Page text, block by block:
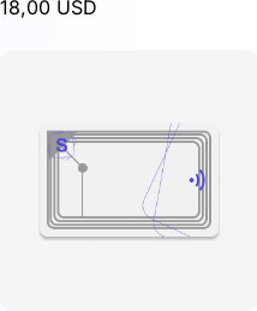
18,00 USD